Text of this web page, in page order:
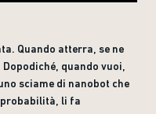
Quando atterra, se ne
quando vuoi,
sciame di nanobot che
li fa